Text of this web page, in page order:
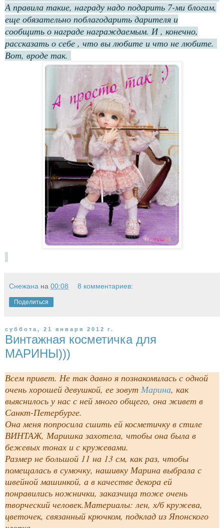
А правила такие, награду надо подарить 7-ми блогам,
еще обязательно поблагодарить дарителя и
сообщить о награде награждаемым. И , конечно,
рассказать о себе , что вы любите и что не любите.
Вот, вроде так.
Снежана на 00:08 8 комментариев:
Поделиться
суббота, 21 января 2012 г.
Винтажная косметичка для
МАРИНЫ)))
Всем привет. Не так давно я познакомилась с одной
очень хорошей девушкой, ее зовут Марина, как
выяснилось у нас с ней много общего, она живет в
Санкт-Петербурге.
Она меня попросила сшить ей косметичку в стиле
ВИНТАЖ, Маришка захотела, чтобы она была в
бежевых тонах и с кружевами.
Размер не большой 11 на 13 см, как раз, чтобы
помещалась в сумочку, нашивку Марина выбрала с
швейной машинкой, а в качестве декора ей
понравились ножнички, заказчица тоже очень
творческий человек.Материалы: лен, х/б кружева,
цветочек, связанный крючком, подклад из Японского